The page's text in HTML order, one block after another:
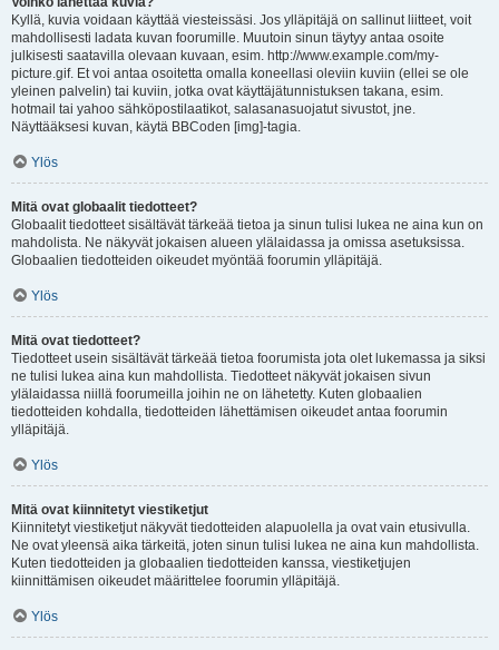
Kyllä, kuvia voidaan käyttää viesteissäsi. Jos ylläpitäjä on sallinut liitteet, voit
mahdollisesti ladata kuvan foorumille. Muutoin sinun täytyy antaa osoite
julkisesti saatavilla olevaan kuvaan, esim. http://www.example.com/my-
picture.gif. Et voi antaa osoitetta omalla koneellasi oleviin kuviin (ellei se ole
yleinen palvelin) tai kuviin, jotka ovat käyttäjätunnistuksen takana, esim.
hotmail tai yahoo sähköpostilaatikot, salasanasuojatut sivustot, jne.
Näyttääksesi kuvan, käytä BBCoden [img]-tagia.
Ylös
Mitä ovat globaalit tiedotteet?
Globaalit tiedotteet sisältävät tärkeää tietoa ja sinun tulisi lukea ne aina kun on
mahdolista. Ne näkyvät jokaisen alueen ylälaidassa ja omissa asetuksissa.
Globaalien tiedotteiden oikeudet myöntää foorumin ylläpitäjä.
Ylös
Mitä ovat tiedotteet?
Tiedotteet usein sisältävät tärkeää tietoa foorumista jota olet lukemassa ja siksi
ne tulisi lukea aina kun mahdollista. Tiedotteet näkyvät jokaisen sivun
ylälaidassa niillä foorumeilla joihin ne on lähetetty. Kuten globaalien
tiedotteiden kohdalla, tiedotteiden lähettämisen oikeudet antaa foorumin
ylläpitäjä.
Ylös
Mitä ovat kiinnitetyt viestiketjut
Kiinnitetyt viestiketjut näkyvät tiedotteiden alapuolella ja ovat vain etusivulla.
Ne ovat yleensä aika tärkeitä, joten sinun tulisi lukea ne aina kun mahdollista.
Kuten tiedotteiden ja globaalien tiedotteiden kanssa, viestiketjujen
kiinnittämisen oikeudet määrittelee foorumin ylläpitäjä.
Ylös